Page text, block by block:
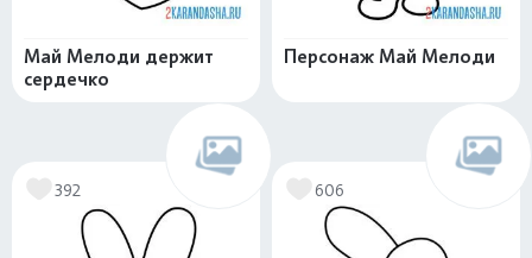
Май Мелоди держит
сердечко
Персонаж Май Мелоди
392 606